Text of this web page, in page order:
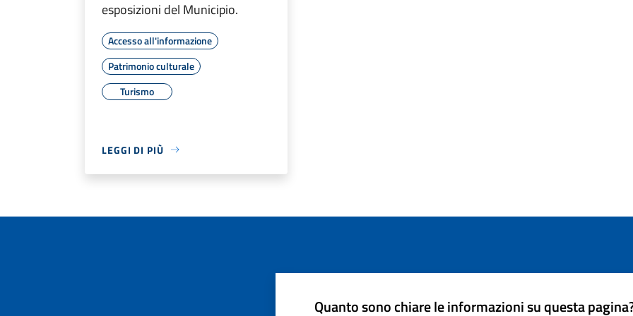
esposizioni del Municipio.
Accesso all'informazione
Patrimonio culturale
Turismo
LEGGI DI PIÙ
Quanto sono chiare le informazioni su questa